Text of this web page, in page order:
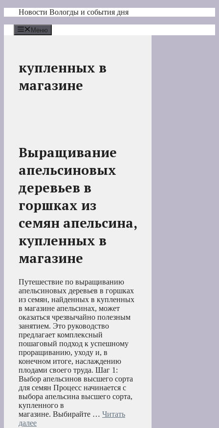
Перейти
содержимому
Новости Вологды и события дня
Меню
купленных в
магазине
Выращивание
апельсиновых
деревьев в
горшках из
семян апельсина,
купленных в
магазине
Путешествие по выращиванию
апельсиновых деревьев в горшках
из семян, найденных в купленных
в магазине апельсинах, может
оказаться чрезвычайно полезным
занятием. Это руководство
предлагает комплексный
пошаговый подход к успешному
проращиванию, уходу и, в
конечном итоге, наслаждению
плодами своего труда. Шаг 1:
Выбор апельсинов высшего сорта
для семян Процесс начинается с
выбора апельсина высшего сорта,
купленного в
магазине. Выбирайте … Читать
далее